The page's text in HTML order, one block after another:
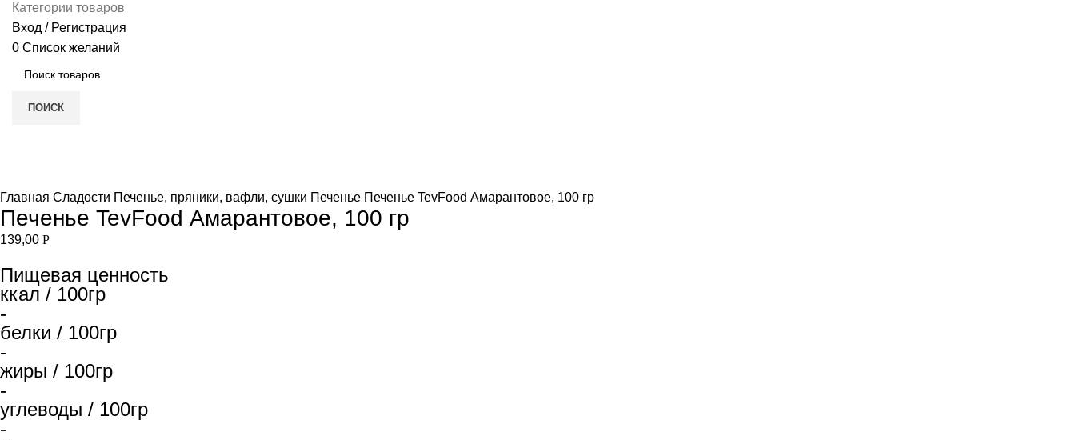
Категории товаров
Вход / Регистрация
0 Список желаний
ПОИСК
Главная Сладости Печенье, пряники, вафли, сушки Печенье Печенье TevFood Амарантовое, 100 гр
Печенье TevFood Амарантовое, 100 гр
139,00 Р
Пищевая ценность
ккал / 100гр
-
белки / 100гр
-
жиры / 100гр
-
углеводы / 100гр
-